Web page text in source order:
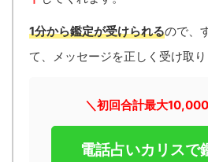
1分から鑑定が受けられるので、
て、メッセージを正しく受け取り
＼初回合計最大
電話占いカリスで